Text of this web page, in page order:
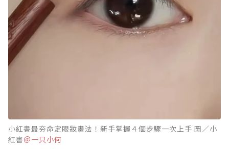
小紅書最夯命定眼妝畫法！新手掌握４個步驟一次上手 圖／小
紅書＠一只小何